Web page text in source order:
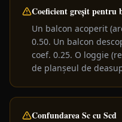
Coeficient greșit pentru
Un balcon acoperit
0.50. Un balcon
coef. 0.25. O loggie
de planșeul de
Confundarea Sc cu Scd